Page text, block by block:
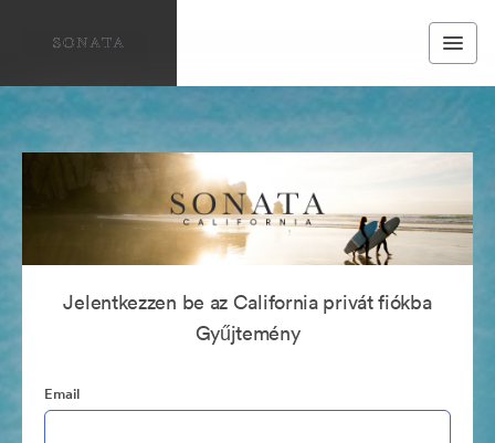
Jelentkezzen be az California privát fiókba
Gyűjtemény
Email